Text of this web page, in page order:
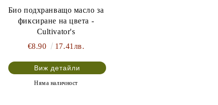
Био подхранващо масло за
фиксиране на цвета -
Cultivator's
€8.90
17.41лв.
Виж детайли
Няма наличност